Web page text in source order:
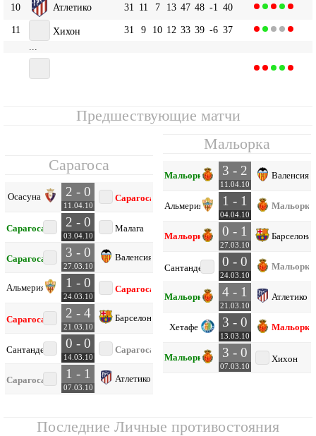
10
Атлетико 31 11 7 13 47 48 -1 40
11
Хихон 31 9 10 12 33 39 -6 37
Предшествующие матчи
Сарагоса
Осасуна 2 - 0
11.04.10
Сарагоса
Сарагоса 2 - 0
03.04.10
Малага
Сарагоса 3 - 0
27.03.10
Валенсия
Альмерия 1 - 0
24.03.10
Сарагоса
Сарагоса 2 - 4
21.03.10
Барселона
Сантандер 0 - 0
14.03.10
Сарагоса
Сарагоса 1 - 1
07.03.10
Атлетико
Мальорка
Мальорка 3 - 2
11.04.10
Валенсия
Альмерия 1 - 1
04.04.10
Мальорка
Мальорка 0 - 1
27.03.10
Барселона
Сантандер 0 - 0
24.03.10
Мальорка
Мальорка 4 - 1
21.03.10
Атлетико
Хетафе 3 - 0
13.03.10
Мальорка
Мальорка 3 - 0
07.03.10
Хихон
Последние Личные противостояния